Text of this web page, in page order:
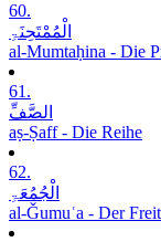
60.
الْمُمْتَحِنَۃِ
al-Mumtaḥina - Die
61.
الصَّفِّ
aṣ-Ṣaff - Die Reihe
62.
الْجُمُعَۃِ
al-Ǧumuʿa - Der